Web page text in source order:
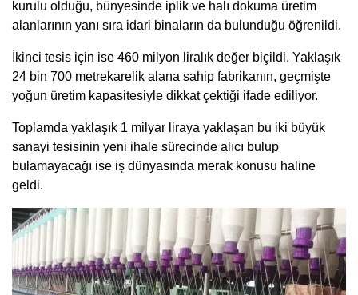
kurulu olduğu, bünyesinde iplik ve halı dokuma üretim
alanlarının yanı sıra idari binaların da bulunduğu öğrenildi.
İkinci tesis için ise 460 milyon liralık değer biçildi. Yaklaşık
24 bin 700 metrekarelik alana sahip fabrikanın, geçmişte
yoğun üretim kapasitesiyle dikkat çektiği ifade ediliyor.
Toplamda yaklaşık 1 milyar liraya yaklaşan bu iki büyük
sanayi tesisinin yeni ihale sürecinde alıcı bulup
bulamayacağı ise iş dünyasında merak konusu haline
geldi.